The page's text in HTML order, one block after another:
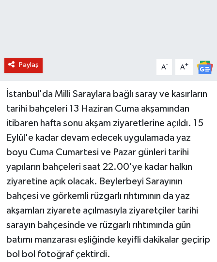
Paylaş A- A+
İstanbul'da Milli Saraylara bağlı saray ve kasırların
tarihi bahçeleri 13 Haziran Cuma akşamından
itibaren hafta sonu akşam ziyaretlerine açıldı. 15
Eylül'e kadar devam edecek uygulamada yaz
boyu Cuma Cumartesi ve Pazar günleri tarihi
yapıların bahçeleri saat 22.00'ye kadar halkın
ziyaretine açık olacak. Beylerbeyi Sarayının
bahçesi ve görkemli rüzgarlı rıhtımının da yaz
akşamları ziyarete açılmasıyla ziyaretçiler tarihi
sarayın bahçesinde ve rüzgarlı rıhtımında gün
batımı manzarası eşliğinde keyifli dakikalar geçirip
bol bol fotoğraf çektirdi.